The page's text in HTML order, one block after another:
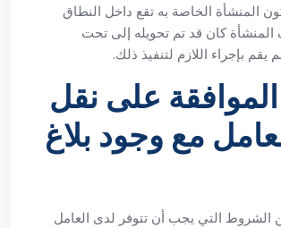
تكون المنشأة الخاصة به تقع داخل النطاق
المنشأة كان قد تم تحويله إلى تحت
يقم بإجراء اللازم لتنفيذ ذلك.
على نقل
مع وجود بلاغ
التي يجب أن تتوفر لدى العامل